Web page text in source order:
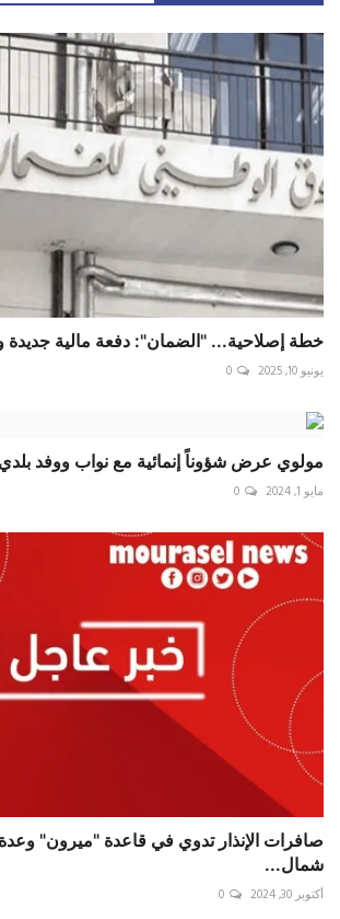
خطة إصلاحية... "الضمان": دفعة مالية
يونيو 10, 2025 0
مولوي عرض شؤوناً إنمائية مع نواب ووفد
مايو 1, 2024 0
صافرات الإنذار تدوي في قاعدة "ميرون"
شمال...
أكتوبر 30, 2024 0